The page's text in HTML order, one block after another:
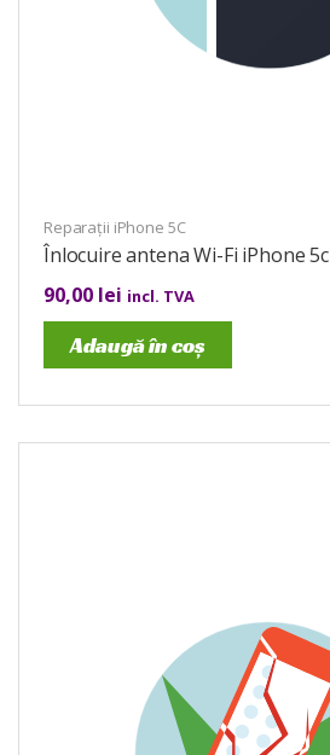
Reparații iPhone 5C
Înlocuire antena Wi-Fi iPhone 5c
90,00 lei incl. TVA
Adaugă în coș